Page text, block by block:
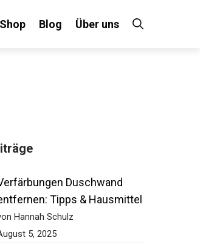
Shop Blog Über uns
Duschwand
Tipps & Hausmittel
Hannah Schulz
5, 2025